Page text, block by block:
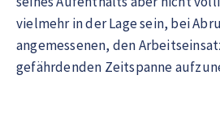
vielmehr in der Lage sein, bei
angemessenen, den
gefährdenden Zeitspanne